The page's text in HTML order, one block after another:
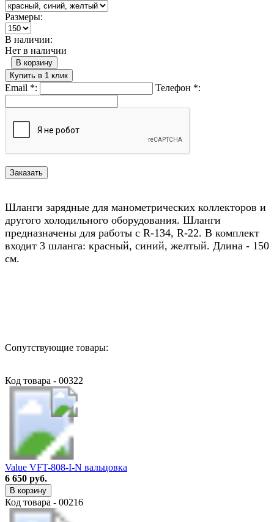
Размеры:
В наличии:
Нет в наличии
В корзину
Купить в 1 клик
Email *: Телефон *:
Шланги зарядные для манометрических коллекторов и
другого холодильного оборудования. Шланги
предназначены для работы с R-134, R-22. В комплект
входит 3 шланга: красный, синий, желтый. Длина - 150
см.
Сопутствующие товары:
Код товара - 00322
Value VFT-808-I-N вальцовка
6 650 руб.
В корзину
Код товара - 00216